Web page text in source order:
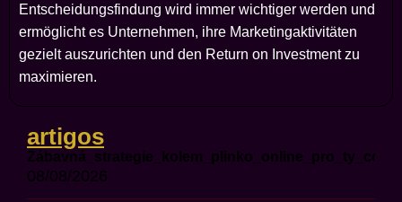
Entscheidungsfindung wird immer wichtiger werden und
ermöglicht es Unternehmen, ihre Marketingaktivitäten
gezielt auszurichten und den Return on Investment zu
maximieren.
artigos
08/08/2026